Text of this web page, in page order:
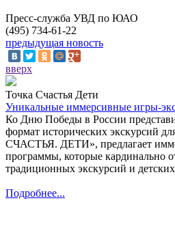
Пресс-служба УВД по ЮАО
(495) 734-61-22
предыдущая новость
вверх
Точка Счастья Дети
Уникальные иммерсивные игры-
Ко Дню Победы в России
формат исторических экскурсий
СЧАСТЬЯ. ДЕТИ», предлагает
программы, которые кардинально
традиционных экскурсий и
Подробнее...